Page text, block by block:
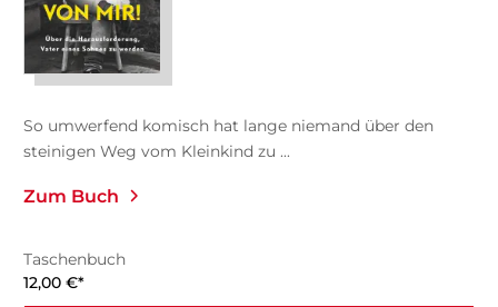
So umwerfend komisch hat lange niemand über den
steinigen Weg vom Kleinkind zu ...
Zum Buch
Taschenbuch
12,00 €*